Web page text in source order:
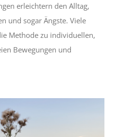
erleichtern den Alltag,
und sogar Ängste. Viele
Methode zu individuellen,
Bewegungen und